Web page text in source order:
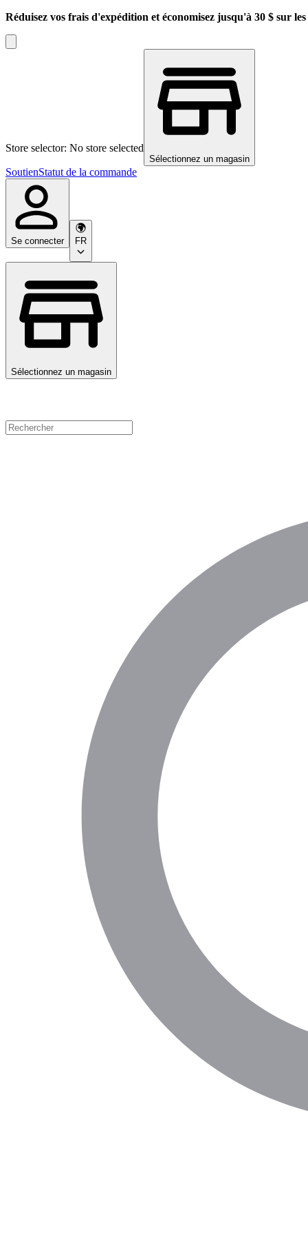
Réduisez vos frais d'expédition et économisez jusqu'à 30 $ sur
Store selector: No store selected
Sélectionnez un magasin
SoutienStatut de la commande
Se connecter FR
Sélectionnez un magasin